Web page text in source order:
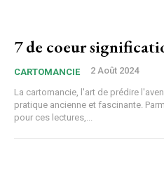
7 de coeur
CARTOMANCIE 2 Août 2024
La cartomancie, l'art de prédire
pratique ancienne et fascinante.
pour ces lectures,...